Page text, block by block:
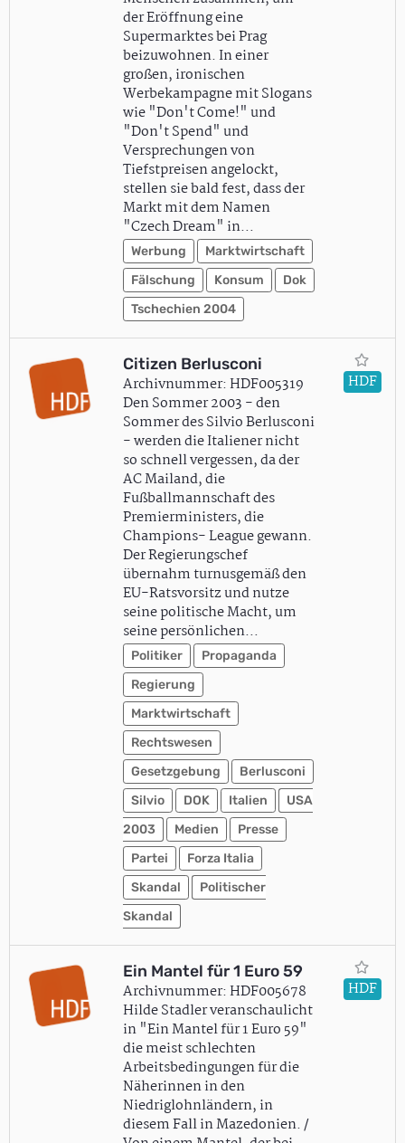
der Eröffnung eine
Supermarktes bei Prag
beizuwohnen. In einer
großen, ironischen
Werbekampagne mit Slogans
wie "Don't Come!" und
"Don't Spend" und
Versprechungen von
Tiefstpreisen angelockt,
stellen sie bald fest, dass der
Markt mit dem Namen
"Czech Dream" in…
Werbung
Marktwirtschaft
Fälschung
Konsum
Dok
Tschechien 2004
Citizen Berlusconi
Archivnummer: HDF005319
Den Sommer 2003 - den
Sommer des Silvio Berlusconi
- werden die Italiener nicht
so schnell vergessen, da der
AC Mailand, die
Fußballmannschaft des
Premierministers, die
Champions- League gewann.
Der Regierungschef
übernahm turnusgemäß den
EU-Ratsvorsitz und nutze
seine politische Macht, um
seine persönlichen…
Politiker
Propaganda
Regierung
Marktwirtschaft
Rechtswesen
Gesetzgebung
Berlusconi
Silvio
DOK Italien
USA
2003
Medien
Presse
Partei
Forza Italia
Skandal
Politischer
Skandal
HDF
Ein Mantel für 1 Euro 59
Archivnummer: HDF005678
Hilde Stadler veranschaulicht
in "Ein Mantel für 1 Euro 59"
die meist schlechten
Arbeitsbedingungen für die
Näherinnen in den
Niedriglohnländern, in
diesem Fall in Mazedonien. /
HDF